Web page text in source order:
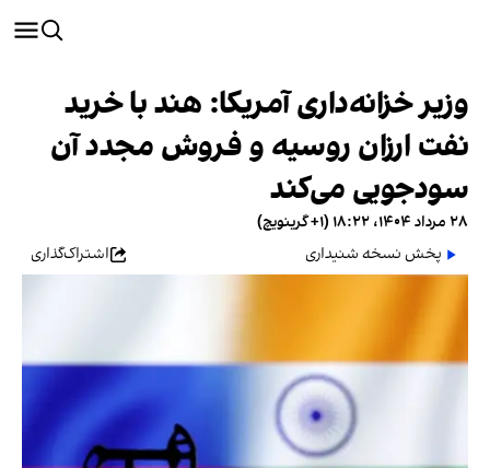
وزیر خزانه‌داری آمریکا: هند با خرید
نفت ارزان روسیه و فروش مجدد آن
سودجویی می‌کند
۲۸ مرداد ۱۴۰۴، ۱۸:۲۲ (‎+۱ گرینویچ)
پخش نسخه شنیداری
اشتراک‌گذاری